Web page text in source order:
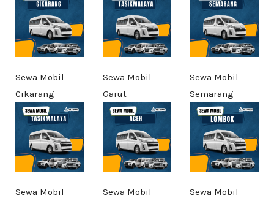
Sewa Mobil
Cikarang
Sewa Mobil
Garut
Sewa Mobil
Semarang
Sewa Mobil
Sewa Mobil
Sewa Mobil